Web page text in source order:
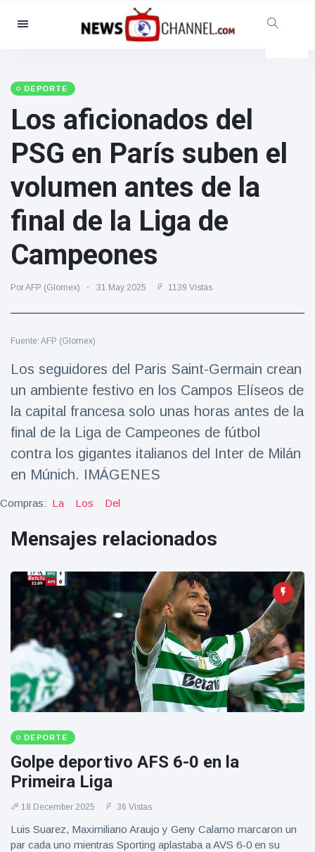
Categorías
Social y Diversión
Cine y TV
(81)
Celebridades
(13938)
Moda y Belleza
(122)
Comida y bebida
(79)
Juegos
(160)
entretenimiento
Últimas noticias
SKAI News
in English |
07/10/2025
7 October
9000 Vistas
31 de
octubre!
Großmutter
feiert ihren
99.
Geburtstag
und tanzt
zu
Mariachi-
Band
8 May
1133
Vistas
DEPORTE
Los aficionados del
PSG en París suben el
volumen antes de la
final de la Liga de
Campeones
Por AFP (Glomex) 31 May 2025 1139 Vistas
Fuente: AFP (Glomex)
Los seguidores del Paris Saint-Germain crean
un ambiente festivo en los Campos Elíseos de
la capital francesa solo unas horas antes de la
final de la Liga de Campeones de fútbol
contra los gigantes italianos del Inter de Milán
en Múnich. IMÁGENES
Compras: La Los Del
Mensajes relacionados
DEPORTE
Golpe deportivo AFS 6-0 en la
Primeira Liga
18 December 2025 36 Vistas
Luis Suarez, Maximiliano Araujo y Geny Calamo marcaron un
par cada uno mientras Sporting aplastaba a AVS 6-0 en su